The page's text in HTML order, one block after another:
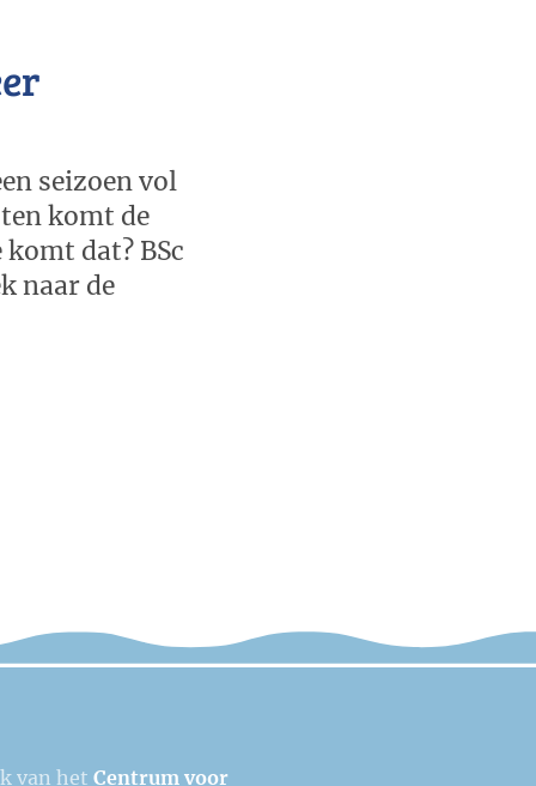
seizoen vol
komt de
dat? BSc
naar de
van het Centrum voor